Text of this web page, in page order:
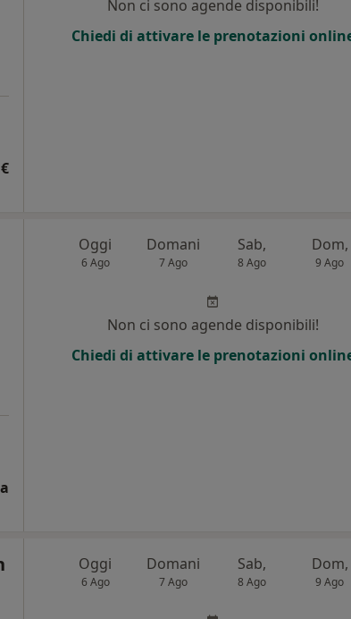
Non ci sono agende disponibili!
Chiedi di attivare le prenotazioni
Oggi
6 Ago
Domani
7 Ago
Sab,
8 Ago
Dom,
9 Ago
Non ci sono agende disponibili!
Chiedi di attivare le prenotazioni
Oggi
6 Ago
Domani
7 Ago
Sab,
8 Ago
Dom,
9 Ago